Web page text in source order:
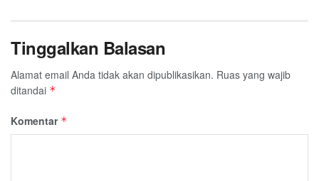
Tinggalkan Balasan
Alamat email Anda tidak akan dipublikasikan. Ruas yang wajib
ditandai *
Komentar *